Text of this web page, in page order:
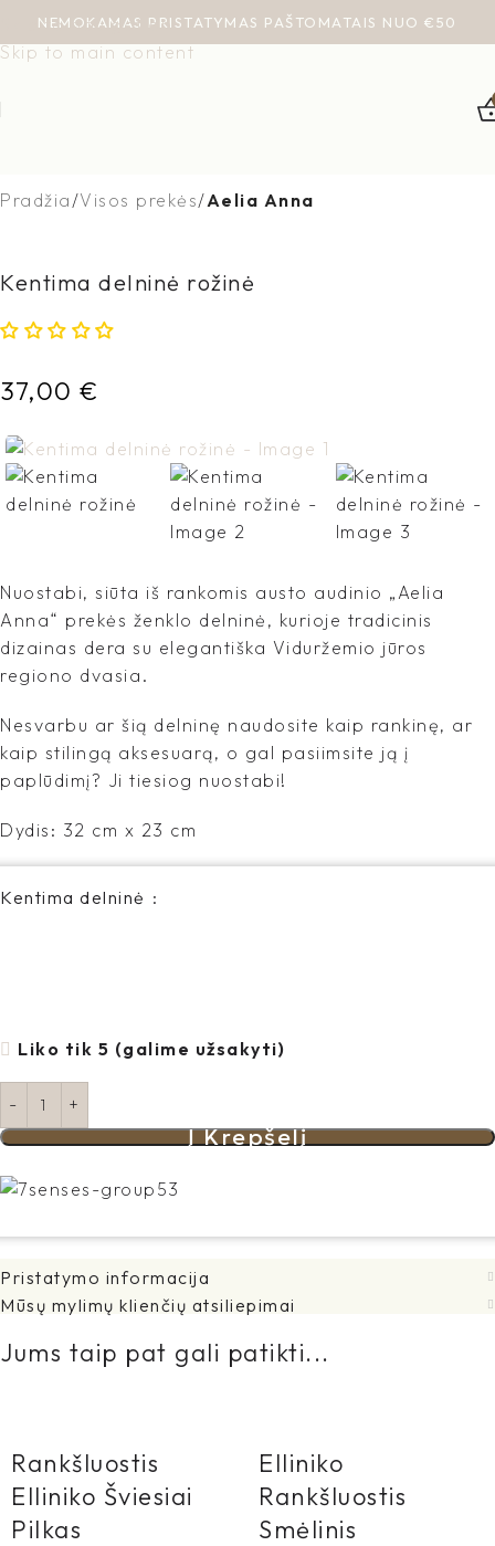
Skip to navigation
Skip to main content
NEMOKAMAS PRISTATYMAS PAŠTOMATAIS NUO €50
Pradžia Visos prekės Aelia Anna
Kentima delninė rožinė
37,00 €
Nuostabi, siūta iš rankomis austo audinio „Aelia
Anna“ prekės ženklo delninė, kurioje tradicinis
dizainas dera su elegantiška Viduržemio jūros
regiono dvasia.
Nesvarbu ar šią delninę naudosite kaip rankinę, ar
kaip stilingą aksesuarą, o gal pasiimsite ją į
paplūdimį? Ji tiesiog nuostabi!
Dydis: 32 cm x 23 cm
Kentima delninė
Liko tik 5 (galime užsakyti)
Į Krepšelį
Pristatymo informacija
Mūsų mylimų klienčių atsiliepimai
Jums taip pat gali patikti...
Rankšluostis
Elliniko Šviesiai
Pilkas
Elliniko
Rankšluostis
Smėlinis